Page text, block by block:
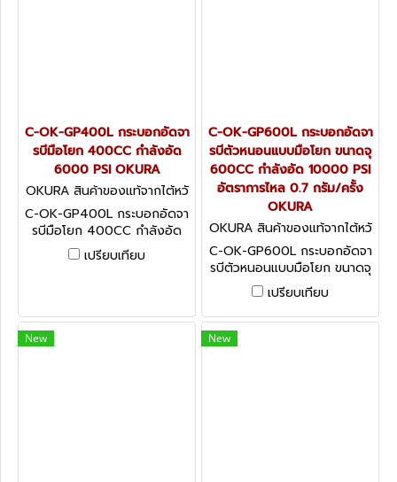
C-OK-GP400L กระบอกอัดจา
รบีมือโยก 400CC กำลังอัด
6000 PSI OKURA
OKURA สินค้าของแท้จากไต้หวั
น C-OK-GP400L
C-OK-GP400L กระบอกอัดจา
รบีมือโยก 400CC กำลังอัด
6000 PSI OKURA
เปรียบเทียบ
C-OK-GP600L กระบอกอัดจา
รบีตัวหนอนแบบมือโยก ขนาดจุ
600CC กำลังอัด 10000 PSI
อัตราการไหล 0.7 กรัม/ครั้ง
OKURA
OKURA สินค้าของแท้จากไต้หวั
น C-OK-GP600L
C-OK-GP600L กระบอกอัดจา
รบีตัวหนอนแบบมือโยก ขนาดจุ
600CC กำลังอัด 10000 PSI
อัตราการไหล 0.7 กรัม/ครั้ง
OKURA
เปรียบเทียบ
New New